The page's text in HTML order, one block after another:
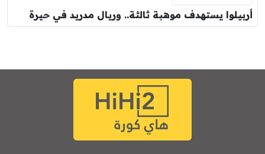
أربيلوا يستهدف موهبة ثالثة.. وريال مدريد في حيرة